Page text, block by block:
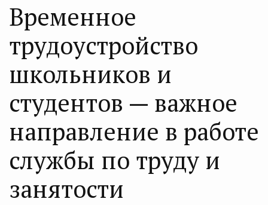
Временное
трудоустройство
школьников и
студентов — важное
направление в работе
службы по труду и
занятости